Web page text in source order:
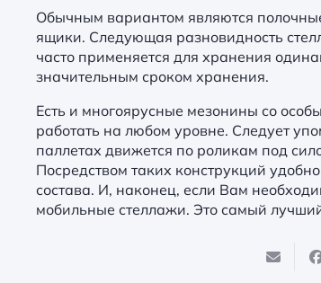
Обычным вариантом являются
ящики. Следующая разновидность
часто применяется для хранения
значительным сроком хранения.
Есть и многоярусные мезонины со
работать на любом уровне. Следует
паллетах движется по роликам под
Посредством таких конструкций
состава. И, наконец, если Вам
мобильные стеллажи. Это самый